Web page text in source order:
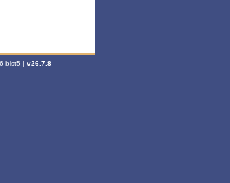
blst5 | v26.7.8